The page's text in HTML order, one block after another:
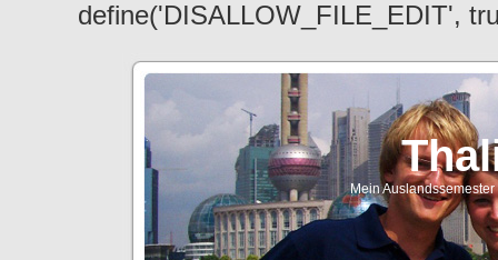
define('DISALLOW_FILE_EDIT',
Mein